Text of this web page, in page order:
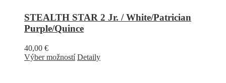
STEALTH STAR 2 Jr. / White/Patrician
Purple/Quince
40,00 €
Výber možností Detaily